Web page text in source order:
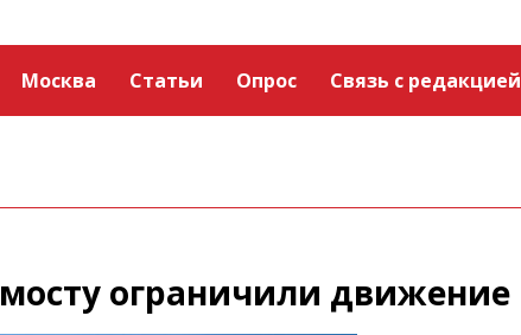
Москва Статьи Опрос Связь с редакцией
ограничили движение